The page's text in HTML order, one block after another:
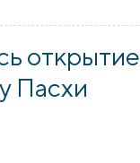
открытие
Пасхи